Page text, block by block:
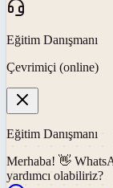
Eğitim Danışmanı
Çevrimiçi (online)
Eğitim Danışmanı
Merhaba! 👋
yardımcı olabiliriz?